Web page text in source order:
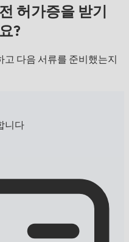
허가증을 받기
?
다음 서류를 준비했는지
니다